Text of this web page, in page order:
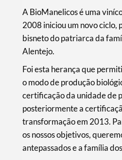
A BioManelicos é uma
2008 iniciou um novo ciclo,
bisneto do patriarca da
Alentejo.
Foi esta herança que
o modo de produção
certificação da unidade de
posteriormente a
transformação em 2013.
os nossos objetivos,
antepassados e a família